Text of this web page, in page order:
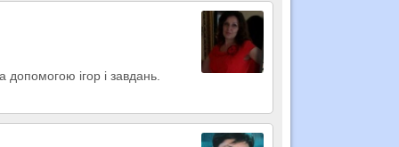
допомогою ігор і завдань.